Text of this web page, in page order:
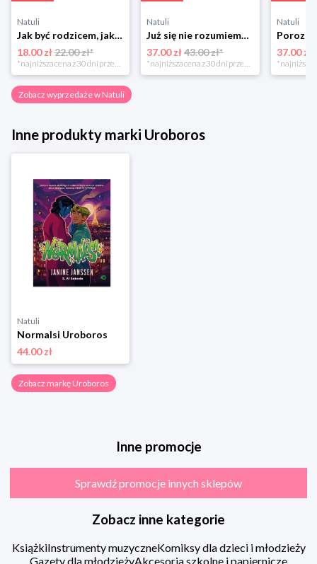
Natuli
Jak być rodzicem, jakim zawsze chciałeś być Media rodzina
18.00 zł22.00 zł*
*najniższa cena z 30 dni przed obniżką
Natuli
Już się nie rozumiemy! Jak przeżyć czas trzaskających drzwi Esprit
37.00 zł 43.00 zł*
*najniższa cena z 30 dni przed obniżką
Natuli
37.00 zł
Zobacz wyprzedaże w Natuli
Inne produkty marki Uroboros
Natuli
Normalsi Uroboros
44.00 zł
Zobacz markę Uroboros
Inne promocje
Sprawdź promocje innych sklepów
Zobacz inne kategorie
KsiążkiInstrumenty muzyczneKomiksy dla dzieci i młodzieży
Gazety dla młodzieżyAkcesoria szkolne i papiernicze